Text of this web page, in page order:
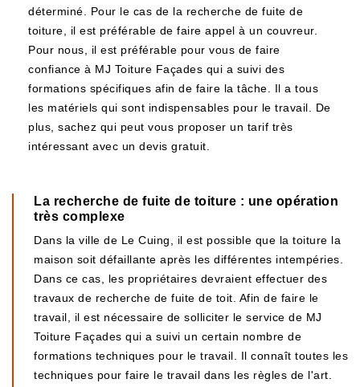
déterminé. Pour le cas de la recherche de fuite de
toiture, il est préférable de faire appel à un couvreur.
Pour nous, il est préférable pour vous de faire
confiance à MJ Toiture Façades qui a suivi des
formations spécifiques afin de faire la tâche. Il a tous
les matériels qui sont indispensables pour le travail. De
plus, sachez qui peut vous proposer un tarif très
intéressant avec un devis gratuit.
La recherche de fuite de toiture : une opération
très complexe
Dans la ville de Le Cuing, il est possible que la toiture la
maison soit défaillante après les différentes intempéries.
Dans ce cas, les propriétaires devraient effectuer des
travaux de recherche de fuite de toit. Afin de faire le
travail, il est nécessaire de solliciter le service de MJ
Toiture Façades qui a suivi un certain nombre de
formations techniques pour le travail. Il connaît toutes les
techniques pour faire le travail dans les règles de l'art.